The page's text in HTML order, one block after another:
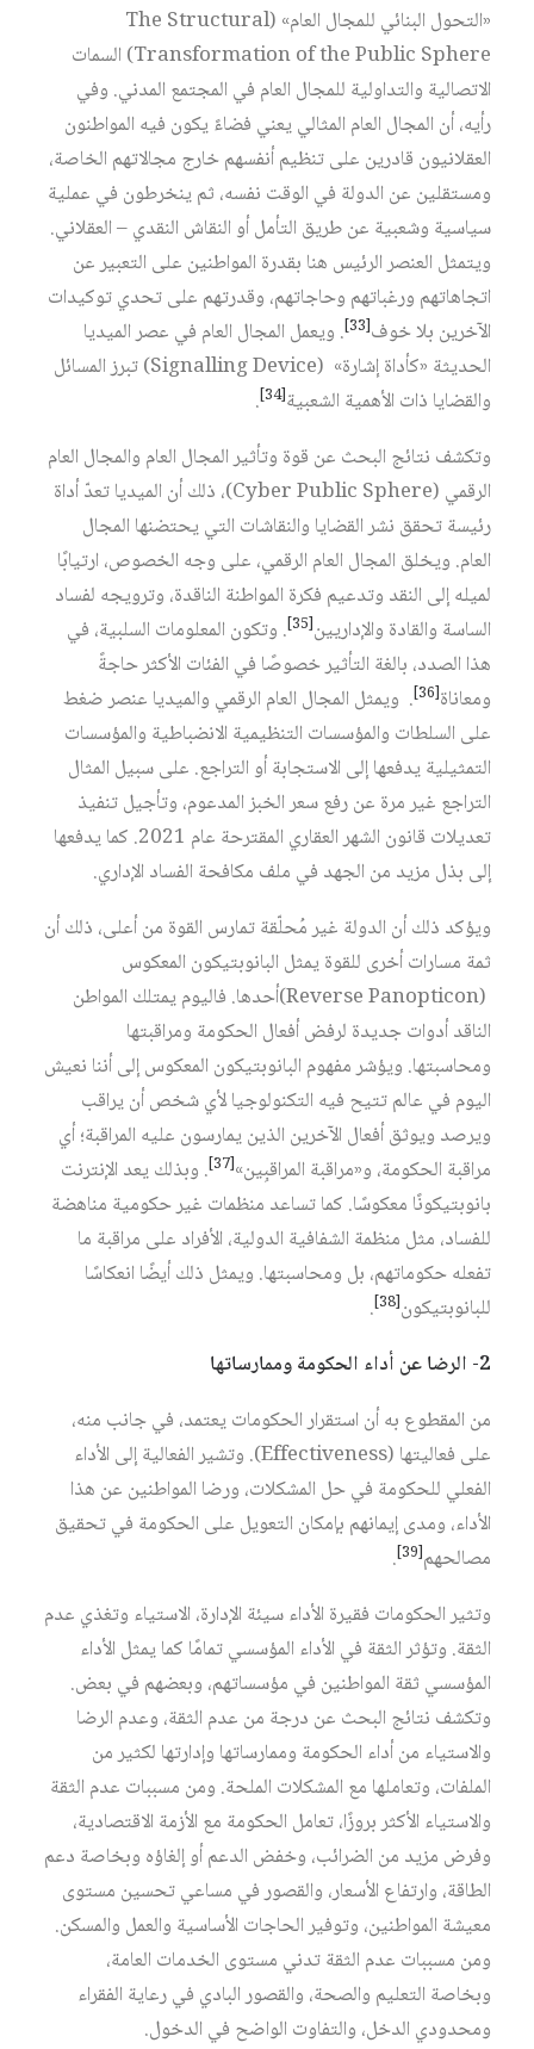
«التحول البنائي للمجال العام» (The Structural
Transformation of the Public Sphere) السمات
الاتصالية والتداولية للمجال العام في المجتمع المدني. وفي
رأيه، أن المجال العام المثالي يعني فضاءً يكون فيه المواطنون
العقلانيون قادرين على تنظيم أنفسهم خارج مجالاتهم الخاصة،
ومستقلين عن الدولة في الوقت نفسه، ثم ينخرطون في عملية
سياسية وشعبية عن طريق التأمل أو النقاش النقدي – العقلاني.
ويتمثل العنصر الرئيس هنا بقدرة المواطنين على التعبير عن
اتجاهاتهم ورغباتهم وحاجاتهم، وقدرتهم على تحدي توكيدات
الآخرين بلا خوف[33]
. ويعمل المجال العام في عصر الميديا
الحديثة «كأداة إشارة» (Signalling Device) تبرز المسائل
والقضايا ذات الأهمية الشعبية[34]
.
وتكشف نتائج البحث عن قوة وتأثير المجال العام والمجال العام
الرقمي (Cyber Public Sphere)، ذلك أن الميديا تعدّ أداة
رئيسة تحقق نشر القضايا والنقاشات التي يحتضنها المجال
العام. ويخلق المجال العام الرقمي، على وجه الخصوص، ارتيابًا
لميله إلى النقد وتدعيم فكرة المواطنة الناقدة، وترويجه لفساد
الساسة والقادة والإداريين[35]
. وتكون المعلومات السلبية، في
هذا الصدد، بالغة التأثير خصوصًا في الفئات الأكثر حاجةً
ومعاناة[36]
. ويمثل المجال العام الرقمي والميديا عنصر ضغط
على السلطات والمؤسسات التنظيمية الانضباطية والمؤسسات
التمثيلية يدفعها إلى الاستجابة أو التراجع. على سبيل المثال
التراجع غير مرة عن رفع سعر الخبز المدعوم، وتأجيل تنفيذ
تعديلات قانون الشهر العقاري المقترحة عام 2021. كما يدفعها
إلى بذل مزيد من الجهد في ملف مكافحة الفساد الإداري.
ويؤكد ذلك أن الدولة غير مُحلّقة تمارس القوة من أعلى، ذلك أن
ثمة مسارات أخرى للقوة يمثل البانوبتيكون المعكوس
(Reverse Panopticon)أحدها. فاليوم يمتلك المواطن
الناقد أدوات جديدة لرفض أفعال الحكومة ومراقبتها
ومحاسبتها. ويؤشر مفهوم البانوبتيكون المعكوس إلى أننا نعيش
اليوم في عالم تتيح فيه التكنولوجيا لأي شخص أن يراقب
ويرصد ويوثق أفعال الآخرين الذين يمارسون عليه المراقبة؛ أي
مراقبة الحكومة، و«مراقبة المراقبِين»[37]
. وبذلك يعد الإنترنت
بانوبتيكونًا معكوسًا. كما تساعد منظمات غير حكومية مناهضة
للفساد، مثل منظمة الشفافية الدولية، الأفراد على مراقبة ما
تفعله حكوماتهم، بل ومحاسبتها. ويمثل ذلك أيضًا انعكاسًا
للبانوبتيكون[38]
.
2- الرضاعن أداء الحكومةوممارساتها
من المقطوع به أن استقرار الحكومات يعتمد، في جانب منه،
على فعاليتها (Effectiveness). وتشير الفعالية إلى الأداء
الفعلي للحكومة في حل المشكلات، ورضا المواطنين عن هذا
الأداء، ومدى إيمانهم بإمكان التعويل على الحكومة في تحقيق
مصالحهم[39]
.
وتثير الحكومات فقيرة الأداء سيئة الإدارة، الاستياء وتغذي عدم
الثقة. وتؤثر الثقة في الأداء المؤسسي تمامًا كما يمثل الأداء
المؤسسي ثقة المواطنين في مؤسساتهم، وبعضهم في بعض.
وتكشف نتائج البحث عن درجة من عدم الثقة، وعدم الرضا
والاستياء من أداء الحكومة وممارساتها وإدارتها لكثير من
الملفات، وتعاملها مع المشكلات الملحة. ومن مسببات عدم الثقة
والاستياء الأكثر بروزًا، تعامل الحكومة مع الأزمة الاقتصادية،
وفرض مزيد من الضرائب، وخفض الدعم أو إلغاؤه وبخاصة دعم
الطاقة، وارتفاع الأسعار، والقصور في مساعي تحسين مستوى
معيشة المواطنين، وتوفير الحاجات الأساسية والعمل والمسكن.
ومن مسببات عدم الثقة تدني مستوى الخدمات العامة،
وبخاصة التعليم والصحة، والقصور البادي في رعاية الفقراء
ومحدودي الدخل، والتفاوت الواضح في الدخول.